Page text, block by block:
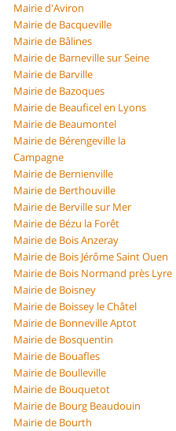
Mairie d'Aviron
Mairie de Bacqueville
Mairie de Bâlines
Mairie de Barneville sur Seine
Mairie de Barville
Mairie de Bazoques
Mairie de Beauficel en Lyons
Mairie de Beaumontel
Mairie de Bérengeville la
Campagne
Mairie de Bernienville
Mairie de Berthouville
Mairie de Berville sur Mer
Mairie de Bézu la Forêt
Mairie de Bois Anzeray
Mairie de Bois Jérôme Saint Ouen
Mairie de Bois Normand près Lyre
Mairie de Boisney
Mairie de Boissey le Châtel
Mairie de Bonneville Aptot
Mairie de Bosquentin
Mairie de Bouafles
Mairie de Boulleville
Mairie de Bouquetot
Mairie de Bourg Beaudouin
Mairie de Bourth